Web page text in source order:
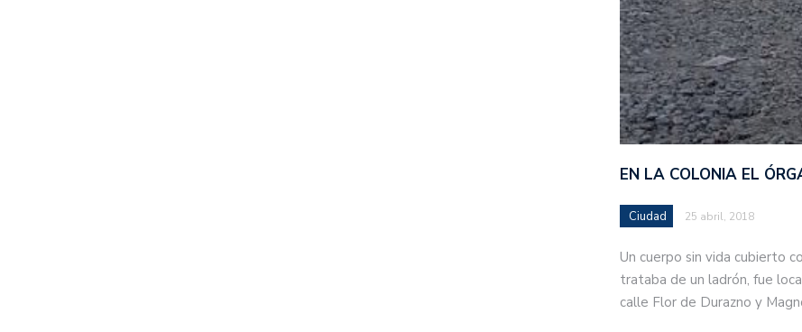
EN LA COLONIA EL
Ciudad 25 abril, 2018
Un cuerpo sin vida cubierto
trataba de un ladrón, fue
calle Flor de Durazno y